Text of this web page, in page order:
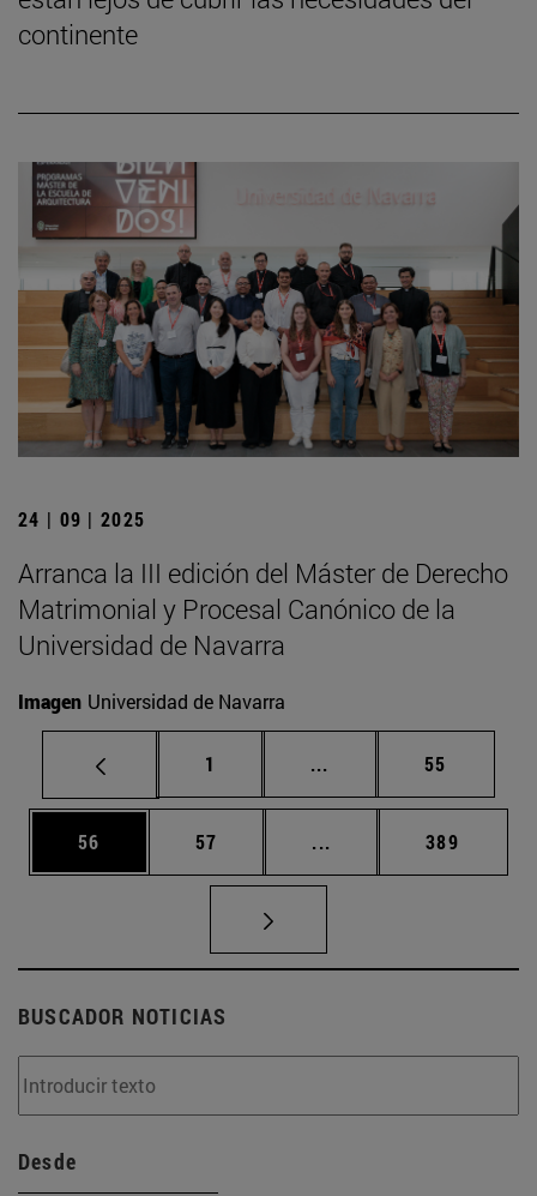
continente
24 | 09 | 2025
Arranca la III edición del Máster de Derecho
Matrimonial y Procesal Canónico de la
Universidad de Navarra
Imagen Universidad de Navarra
Página
1 ... Páginas intermedias
Página
55
Página
56 Página
57 ... Páginas intermedias
Página
389
BUSCADOR NOTICIAS
Desde